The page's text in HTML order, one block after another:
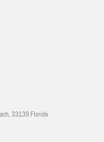
33139 Florida